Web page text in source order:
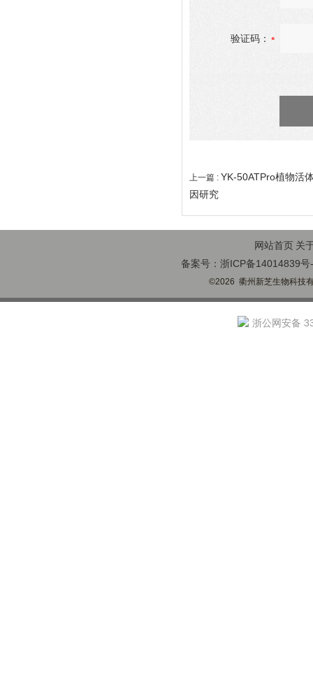
验证码：
上一篇 : YK-50ATPro植物活
因研究
网站首页 关
备案号：浙ICP备14014839号
©2026 衢州新芝生物科技
浙公网安备